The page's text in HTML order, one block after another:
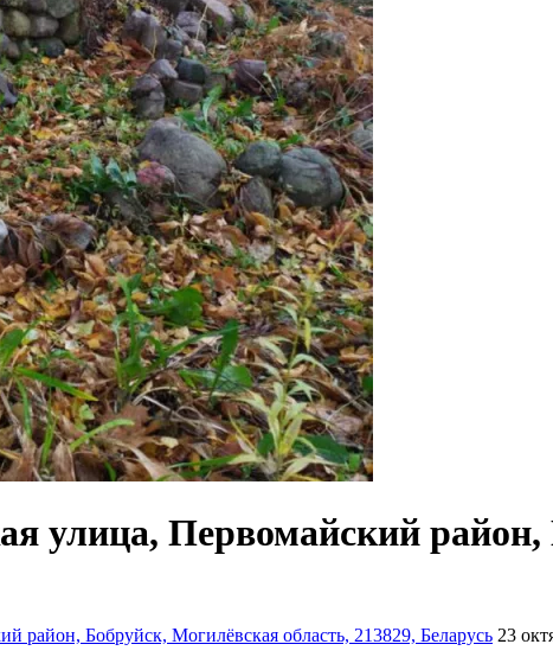
улица, Первомайский район,
район, Бобруйск, Могилёвская область, 213829, Беларусь 23